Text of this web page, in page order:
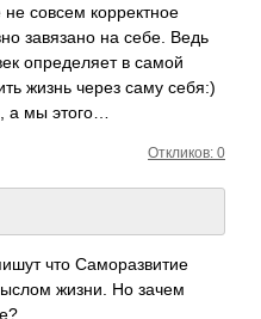
совсем корр­ектное
завя­зано на себе. Ведь
опре­деляет в самой
жизнь через саму себя:)
мы этого…
Откликов: 0
что Само­разв­итие
жизни. Но зачем